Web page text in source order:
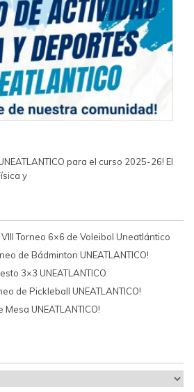
para el curso 2025-26! El
y
Torneo 6×6 de Voleibol Uneatlántico
de Bádminton UNEATLANTICO!
3×3 UNEATLANTICO
de Pickleball UNEATLANTICO!
Mesa UNEATLANTICO!